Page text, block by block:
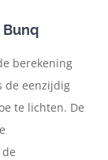
Bunq
berekening
de eenzijdig
te lichten. De